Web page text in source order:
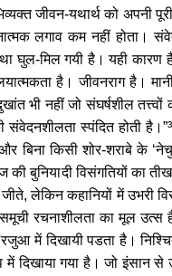
जीवन-यथार्थ को अपनी
लगाव कम नहीं होता।
घुल-मिल गयी है। यही कारण
है। जीवनराग है।
भी नहीं जो संघर्षशील
संवेदनशीलता स्पंदित
बिना किसी शोर-शराबे के
बुनियादी विसंगतियों का
लेकिन कहानियों में उभरी
रचनाशीलता का मूल उत्स
में दिखायी पडता है।
दिखाया गया है। जो इंसान